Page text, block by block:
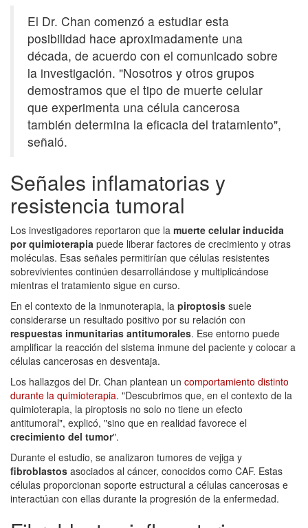
El Dr. Chan comenzó a estudiar esta
posibilidad hace aproximadamente una
década, de acuerdo con el comunicado sobre
la investigación. "Nosotros y otros grupos
demostramos que el tipo de muerte celular
que experimenta una célula cancerosa
también determina la eficacia del tratamiento",
señaló.
Señales inflamatorias y
resistencia tumoral
Los investigadores reportaron que la muerte celular inducida
por quimioterapia puede liberar factores de crecimiento y otras
moléculas. Esas señales permitirían que células resistentes
sobrevivientes continúen desarrollándose y multiplicándose
mientras el tratamiento sigue en curso.
En el contexto de la inmunoterapia, la piroptosis suele
considerarse un resultado positivo por su relación con
respuestas inmunitarias antitumorales. Ese entorno puede
amplificar la reacción del sistema inmune del paciente y colocar a
células cancerosas en desventaja.
Los hallazgos del Dr. Chan plantean un comportamiento distinto
durante la quimioterapia. "Descubrimos que, en el contexto de la
quimioterapia, la piroptosis no solo no tiene un efecto
antitumoral", explicó, "sino que en realidad favorece el
crecimiento del tumor".
Durante el estudio, se analizaron tumores de vejiga y
fibroblastos asociados al cáncer, conocidos como CAF. Estas
células proporcionan soporte estructural a células cancerosas e
interactúan con ellas durante la progresión de la enfermedad.